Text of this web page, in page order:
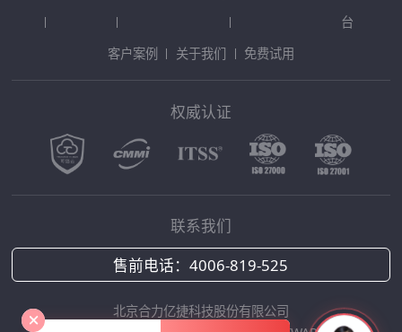
台
客户案例
关于我们 免费试用
权威认证
联系我们
售前电话：4006-819-525
北京合力亿捷科技股份有限公司